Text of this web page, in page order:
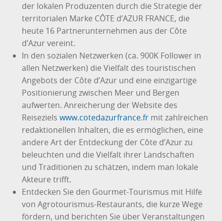
der lokalen Produzenten durch die Strategie der
territorialen Marke CÔTE d’AZUR FRANCE, die
heute 16 Partnerunternehmen aus der Côte
d’Azur vereint.
In den sozialen Netzwerken (ca. 900K Follower in
allen Netzwerken) die Vielfalt des touristischen
Angebots der Côte d’Azur und eine einzigartige
Positionierung zwischen Meer und Bergen
aufwerten. Anreicherung der Website des
Reiseziels www.cotedazurfrance.fr mit zahlreichen
redaktionellen Inhalten, die es ermöglichen, eine
andere Art der Entdeckung der Côte d’Azur zu
beleuchten und die Vielfalt ihrer Landschaften
und Traditionen zu schätzen, indem man lokale
Akteure trifft.
Entdecken Sie den Gourmet-Tourismus mit Hilfe
von Agrotourismus-Restaurants, die kurze Wege
fördern, und berichten Sie über Veranstaltungen